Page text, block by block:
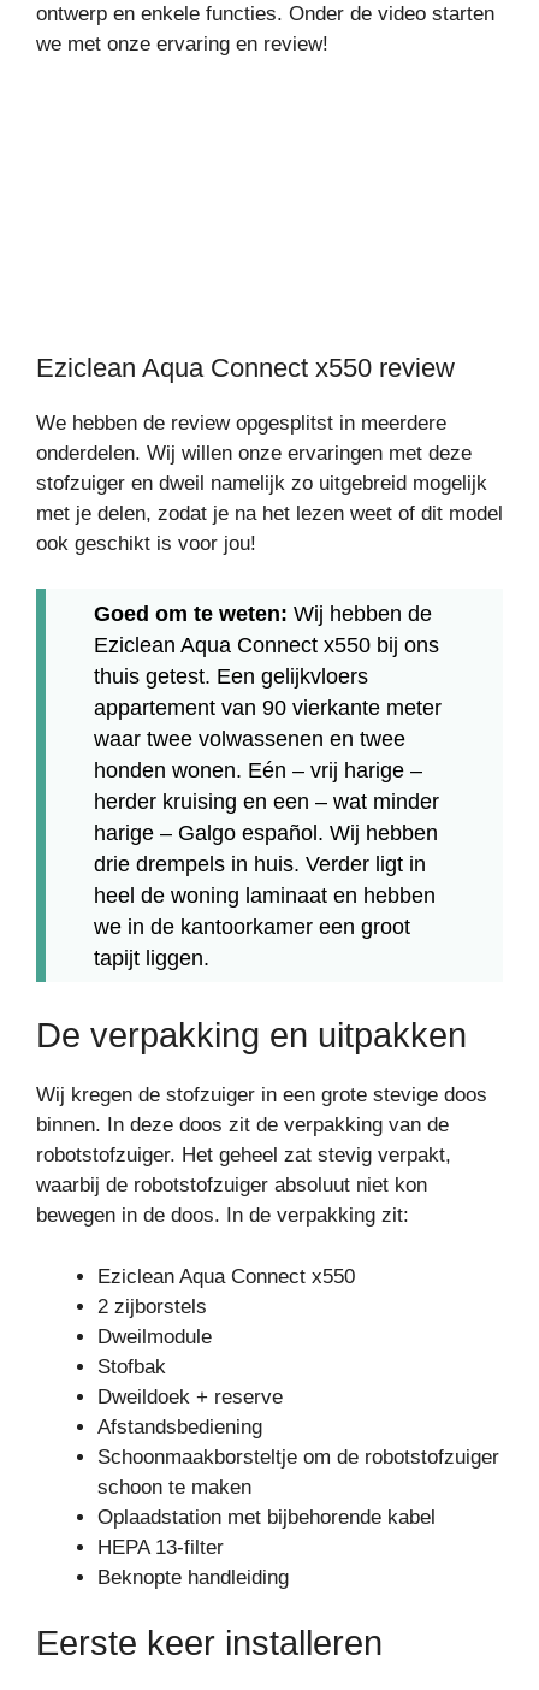
ontwerp en enkele functies. Onder de video starten
we met onze ervaring en review!
Eziclean Aqua Connect x550 review
We hebben de review opgesplitst in meerdere
onderdelen. Wij willen onze ervaringen met deze
stofzuiger en dweil namelijk zo uitgebreid mogelijk
met je delen, zodat je na het lezen weet of dit model
ook geschikt is voor jou!
Goed om te weten: Wij hebben de
Eziclean Aqua Connect x550 bij ons
thuis getest. Een gelijkvloers
appartement van 90 vierkante meter
waar twee volwassenen en twee
honden wonen. Eén – vrij harige –
herder kruising en een – wat minder
harige – Galgo español. Wij hebben
drie drempels in huis. Verder ligt in
heel de woning laminaat en hebben
we in de kantoorkamer een groot
tapijt liggen.
De verpakking en uitpakken
Wij kregen de stofzuiger in een grote stevige doos
binnen. In deze doos zit de verpakking van de
robotstofzuiger. Het geheel zat stevig verpakt,
waarbij de robotstofzuiger absoluut niet kon
bewegen in de doos. In de verpakking zit:
Eziclean Aqua Connect x550
2 zijborstels
Dweilmodule
Stofbak
Dweildoek + reserve
Afstandsbediening
Schoonmaakborsteltje om de robotstofzuiger
schoon te maken
Oplaadstation met bijbehorende kabel
HEPA 13-filter
Beknopte handleiding
Eerste keer installeren